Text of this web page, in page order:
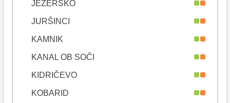
JEZERSKO
JURŠINCI
KAMNIK
KANAL OB SOČI
KIDRIČEVO
KOBARID